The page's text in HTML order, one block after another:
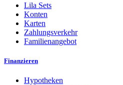
Lila Sets
Konten
Karten
Zahlungsverkehr
Familienangebot
Finanzieren
Hypotheken